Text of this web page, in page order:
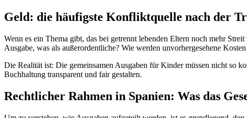
Geld: die häufigste Konfliktquelle nach der
Wenn es ein Thema gibt, das bei getrennt lebenden Eltern noch mehr
Ausgabe, was als außerordentliche? Wie werden unvorhergesehene
Die Realität ist: Die gemeinsamen Ausgaben für Kinder müssen nicht so
Buchhaltung transparent und fair gestalten.
Rechtlicher Rahmen in Spanien: Was das